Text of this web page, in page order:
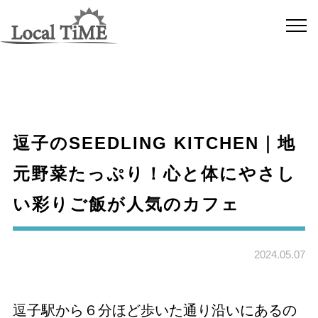
逗子のSEEDLING KITCHEN｜地
元野菜たっぷり！心と体にやさし
い彩りご飯が人気のカフェ
2024.05.07
逗子駅から６分ほど歩いた通り沿いにあるの